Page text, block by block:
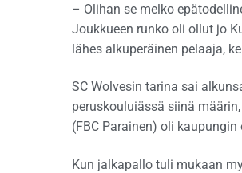
– Olihan se melko
Joukkueen runko oli ollut jo
lähes alkuperäinen pelaaja,
SC Wolvesin tarina sai
peruskouluiässä siinä
(FBC Parainen) oli
Kun jalkapallo tuli mukaan